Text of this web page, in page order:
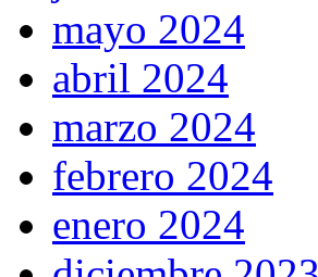
mayo 2024
abril 2024
marzo 2024
febrero 2024
enero 2024